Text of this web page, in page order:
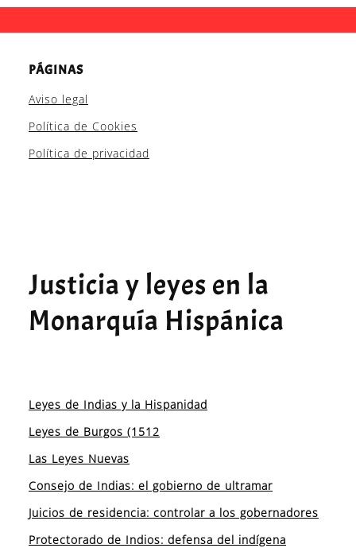
PÁGINAS
Aviso legal
Política de Cookies
Política de privacidad
Justicia y leyes en la
Monarquía Hispánica
Leyes de Indias y la Hispanidad
Leyes de Burgos (1512
Las Leyes Nuevas
Consejo de Indias: el gobierno de ultramar
Juicios de residencia: controlar a los gobernadores
Protectorado de Indios: defensa del indígena